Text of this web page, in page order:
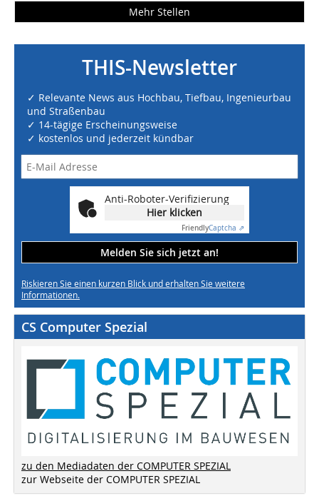
Mehr Stellen
THIS-Newsletter
✓ Relevante News aus Hochbau, Tiefbau, Ingenieurbau
und Straßenbau
✓ 14-tägige Erscheinungsweise
✓ kostenlos und jederzeit kündbar
Anti-Roboter-Verifizierung
Hier klicken
FriendlyCaptcha ⇗
Melden Sie sich jetzt an!
Riskieren Sie einen kurzen Blick und erhalten Sie weitere
Informationen.
CS Computer Spezial
zu den Mediadaten der COMPUTER SPEZIAL
zur Webseite der COMPUTER SPEZIAL